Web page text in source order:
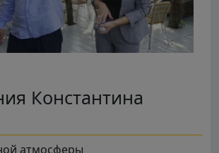
Константина
атмосферы